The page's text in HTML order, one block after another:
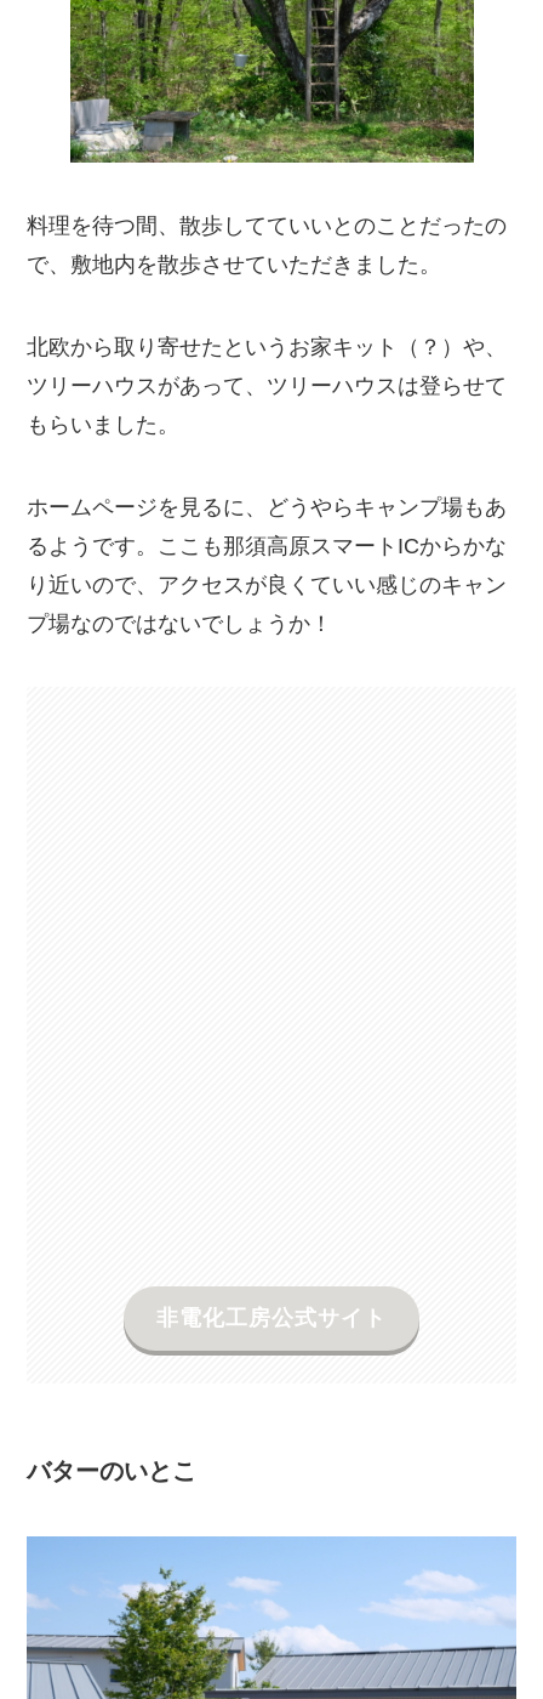
料理を待つ間、散歩してていいとのことだったの
で、敷地内を散歩させていただきました。
北欧から取り寄せたというお家キット（？）や、
ツリーハウスがあって、ツリーハウスは登らせて
もらいました。
ホームページを見るに、どうやらキャンプ場もあ
るようです。ここも那須高原スマートICからかな
り近いので、アクセスが良くていい感じのキャン
プ場なのではないでしょうか！
非電化工房公式サイト
バターのいとこ